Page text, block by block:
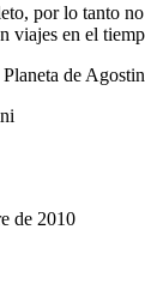
por lo tanto
viajes en el
Planeta de
de 2010